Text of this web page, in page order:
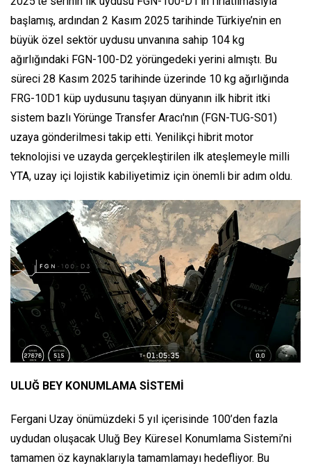
başlamış, ardından 2 Kasım 2025 tarihinde Türkiye’nin en
büyük özel sektör uydusu unvanına sahip 104 kg
ağırlığındaki FGN-100-D2 yörüngedeki yerini almıştı. Bu
süreci 28 Kasım 2025 tarihinde üzerinde 10 kg ağırlığında
FRG-10D1 küp uydusunu taşıyan dünyanın ilk hibrit itki
sistem bazlı Yörünge Transfer Aracı'nın (FGN-TUG-S01)
uzaya gönderilmesi takip etti. Yenilikçi hibrit motor
teknolojisi ve uzayda gerçekleştirilen ilk ateşlemeyle milli
YTA, uzay içi lojistik kabiliyetimiz için önemli bir adım oldu.
ULUĞ BEY KONUMLAMA SİSTEMİ
Fergani Uzay önümüzdeki 5 yıl içerisinde 100’den fazla
uydudan oluşacak Uluğ Bey Küresel Konumlama Sistemi’ni
tamamen öz kaynaklarıyla tamamlamayı hedefliyor. Bu